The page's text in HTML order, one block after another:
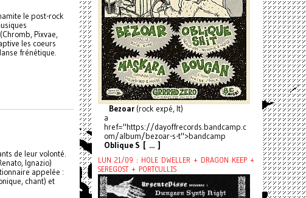
le post-rock
Pixvae,
les coeurs
frénétique.
de leur volonté.
Ignazio)
appelée :
chant) et
Bezoar (rock expé, It)
a
href="https://dayoffrecords.bandcamp.c
om/album/bezoar-s-t">bandcamp
Oblique S [ ... ]
LUN 21/09 : HOLE DWELLER + DRAGON KEEP +
SEREGOST + PORTCULLIS